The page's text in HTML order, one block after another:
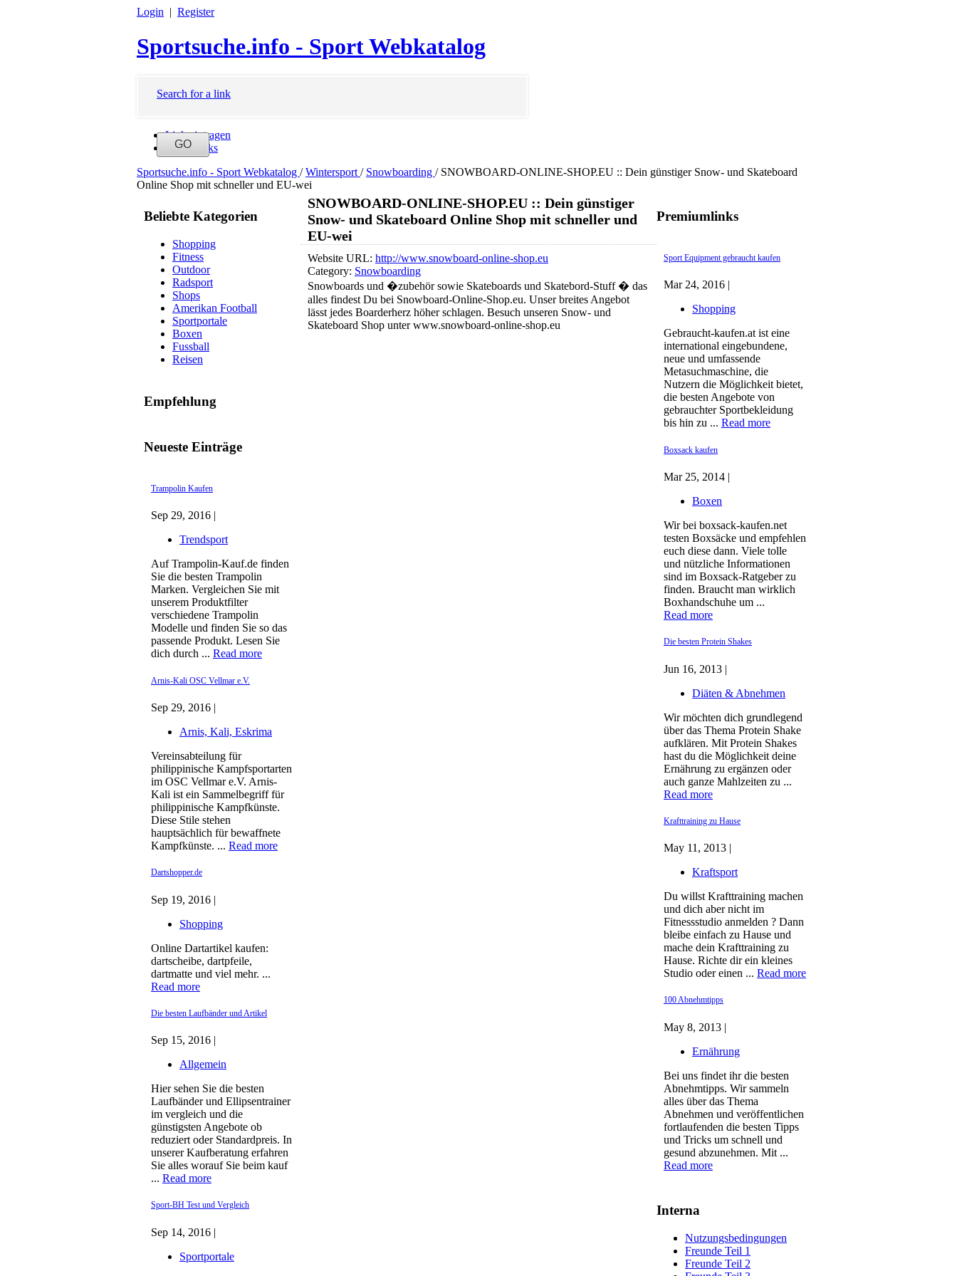
Login | Register
Sportsuche.info - Sport Webkatalog
Search for a link
Link eintragen
Neue Links
Sportsuche.info - Sport Webkatalog / Wintersport/ Snowboarding / SNOWBOARD-ONLINE-SHOP.EU :: Dein günstiger Snow- und Skateboard
Online Shop mit schneller und EU-wei
Beliebte Kategorien
Shopping
Fitness
Outdoor
Radsport
Shops
Amerikan Football
Sportportale
Boxen
Fussball
Reisen
Empfehlung
Neueste Einträge
Trampolin Kaufen
Sep 29, 2016 |
Trendsport
Auf Trampolin-Kauf.de finden
Sie die besten Trampolin
Marken. Vergleichen Sie mit
unserem Produktfilter
verschiedene Trampolin
Modelle und finden Sie so das
passende Produkt. Lesen Sie
dich durch ... Read more
Arnis-Kali OSC Vellmar e.V.
Sep 29, 2016 |
Arnis, Kali, Eskrima
Vereinsabteilung für
philippinische Kampfsportarten
im OSC Vellmar e.V. Arnis-
Kali ist ein Sammelbegriff für
philippinische Kampfkünste.
Diese Stile stehen
hauptsächlich für bewaffnete
Kampfkünste. ... Read more
Dartshopper.de
Sep 19, 2016 |
Shopping
Online Dartartikel kaufen:
dartscheibe, dartpfeile,
dartmatte und viel mehr. ...
Read more
Die besten Laufbänder und Artikel
Sep 15, 2016 |
Allgemein
Hier sehen Sie die besten
Laufbänder und Ellipsentrainer
im vergleich und die
günstigsten Angebote ob
reduziert oder Standardpreis. In
unserer Kaufberatung erfahren
Sie alles worauf Sie beim kauf
... Read more
Sport-BH Test und Vergleich
Sep 14, 2016 |
Sportportale
Premiumlinks
Sport Equipment gebraucht kaufen
Mar 24, 2016 |
Shopping
Gebraucht-kaufen.at ist eine
international eingebundene,
neue und umfassende
Metasuchmaschine, die
Nutzern die Möglichkeit bietet,
die besten Angebote von
gebrauchter Sportbekleidung
bis hin zu ... Read more
Boxsack kaufen
Mar 25, 2014 |
Boxen
Wir bei boxsack-kaufen.net
testen Boxsäcke und empfehlen
euch diese dann. Viele tolle
und nützliche Informationen
sind im Boxsack-Ratgeber zu
finden. Braucht man wirklich
Boxhandschuhe um ...
Read more
Die besten Protein Shakes
Jun 16, 2013 |
Diäten & Abnehmen
Wir möchten dich grundlegend
über das Thema Protein Shake
aufklären. Mit Protein Shakes
hast du die Möglichkeit deine
Ernährung zu ergänzen oder
auch ganze Mahlzeiten zu ...
Read more
Krafttraining zu Hause
May 11, 2013 |
Kraftsport
Du willst Krafttraining machen
und dich aber nicht im
Fitnessstudio anmelden ? Dann
bleibe einfach zu Hause und
mache dein Krafttraining zu
Hause. Richte dir ein kleines
Studio oder einen ... Read more
100 Abnehmtipps
May 8, 2013 |
Ernährung
Bei uns findet ihr die besten
Abnehmtipps. Wir sammeln
alles über das Thema
Abnehmen und veröffentlichen
fortlaufenden die besten Tipps
und Tricks um schnell und
gesund abzunehmen. Mit ...
Read more
Interna
Nutzungsbedingungen
Freunde Teil 1
Freunde Teil 2
SNOWBOARD-ONLINE-SHOP.EU :: Dein günstiger
Snow- und Skateboard Online Shop mit schneller und
EU-wei
Website URL: http://www.snowboard-online-shop.eu
Category: Snowboarding
Snowboards und �zubehör sowie Skateboards und Skatebord-Stuff � das
alles findest Du bei Snowboard-Online-Shop.eu. Unser breites Angebot
lässt jedes Boarderherz höher schlagen. Besuch unseren Snow- und
Skateboard Shop unter www.snowboard-online-shop.eu